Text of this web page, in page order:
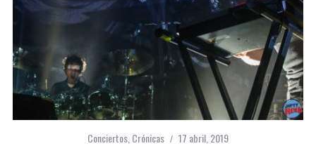
Conciertos Crónicas 17 abril, 2019